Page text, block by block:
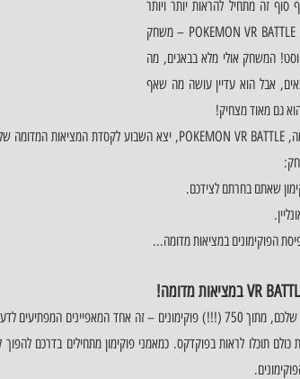
גם מאוד מצחיק!
שאתם בחרתם לצידכם.
הפוקימונים במציאות מדומה...